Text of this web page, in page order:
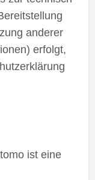
anderer
erfolgt,
ist eine